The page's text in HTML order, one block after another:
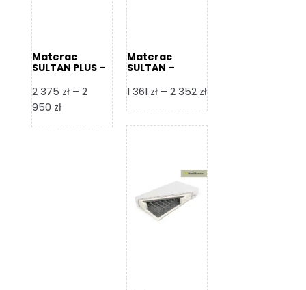
Materac
SULTAN PLUS –
2 375 zł – 2
950 złZakres
Materac
SULTAN –
1 361 zł – 2 352 złZakres
cen:
od
1
361 zł
do
2
352 zł